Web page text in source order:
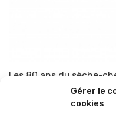
Gérer le
cookies
Les 80 ans du sèche-
TOP-PARENTS 12